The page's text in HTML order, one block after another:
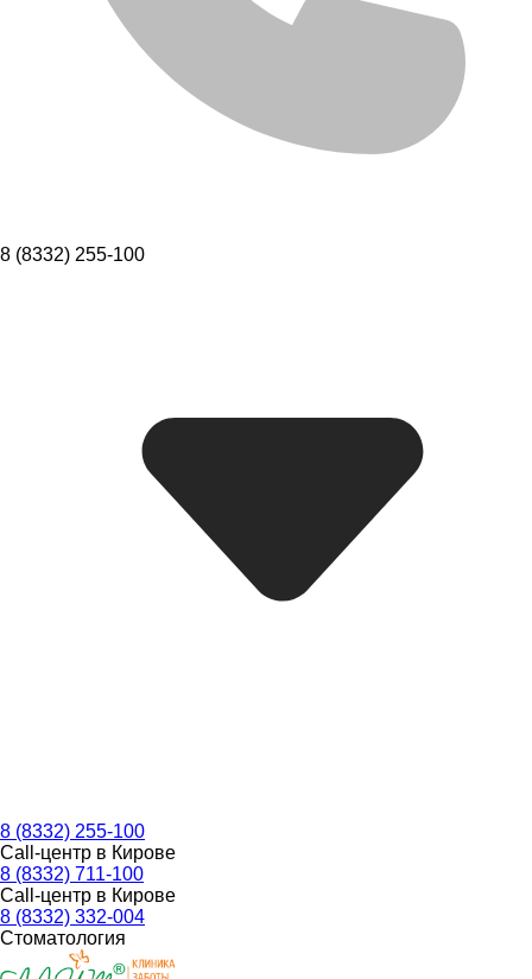
8 (8332) 255-100
8 (8332) 255-100
Call-центр в Кирове
8 (8332) 711-100
Call-центр в Кирове
8 (8332) 332-004
Стоматология